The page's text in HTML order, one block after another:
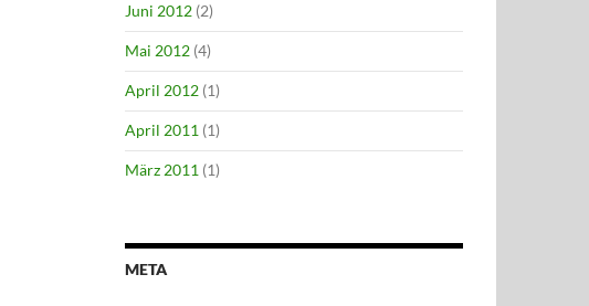
Juni 2012 (2)
Mai 2012 (4)
April 2012 (1)
April 2011 (1)
März 2011 (1)
META